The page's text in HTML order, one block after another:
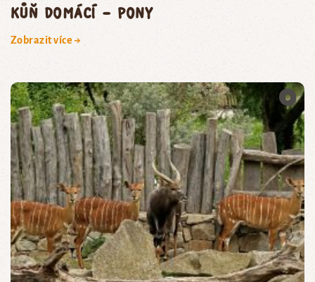
kůň domácí – pony
Zobrazit více →